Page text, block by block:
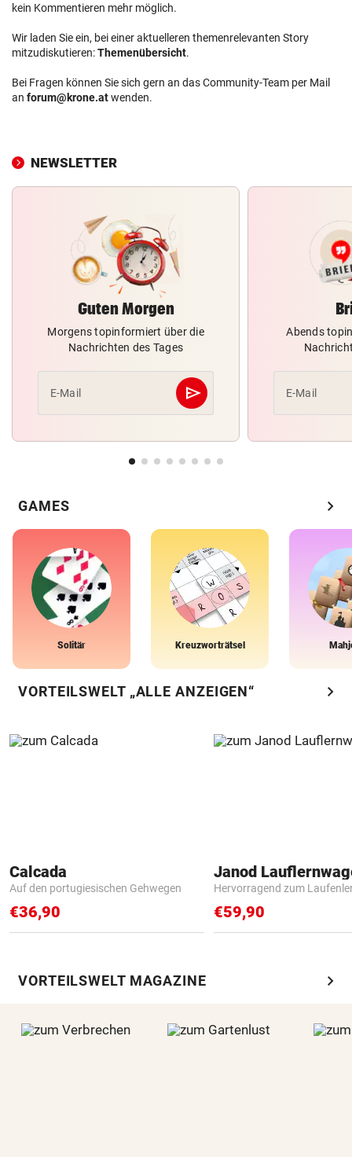
kein Kommentieren mehr möglich.
Wir laden Sie ein, bei einer aktuelleren themenrelevanten Story
mitzudiskutieren:Themenübersicht.
Bei Fragen können Sie sich gern an das Community-Team per Mail
an forum@krone.atwenden.
NEWSLETTER
Guten Morgen
Morgens topinformiert über die
Nachrichten des Tages
E-Mail send
Abschicken
Abends
E-Mail
GAMES chevron_right
Solitär Kreuzworträtsel
VORTEILSWELT „ALLE ANZEIGEN“ chevron_right
Calcada
Auf den portugiesischen Gehwegen
€36,90
Janod
Hervorragend zum
€59,90
VORTEILSWELT MAGAZINE chevron_right